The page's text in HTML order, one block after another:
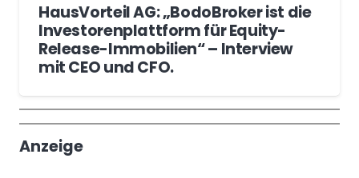
HausVorteil AG: „BodoBroker ist die
Investorenplattform für Equity-
Release-Immobilien“ – Interview
mit CEO und CFO.
Wochenrückblick
Trendthemen
Anzeige